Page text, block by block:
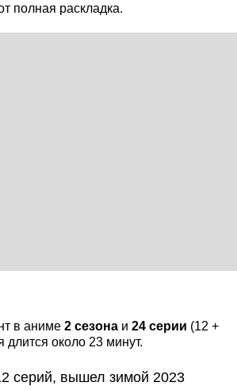
полная раскладка.
в аниме 2 сезона и 24 серии (12 +
длится около 23 минут.
серий, вышел зимой 2023